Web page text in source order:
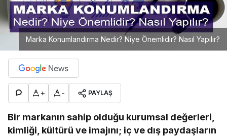
Marka Konumlandırma Nedir? Niye Önemlidir? Nasıl Yapılır?
+ - PAYLAŞ
Bir markanın sahip olduğu kurumsal değerleri,
kimliği, kültürü ve imajını; iç ve dış paydaşların